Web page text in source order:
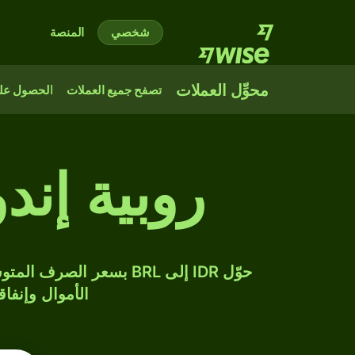
شخصي المنصة
محوِّل العملات تصفح جميع العملات الحصول
روبية
الأموال